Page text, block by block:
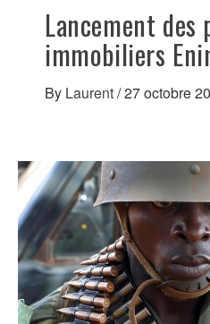
Lancement des
immobiliers
By Laurent/27 octobre